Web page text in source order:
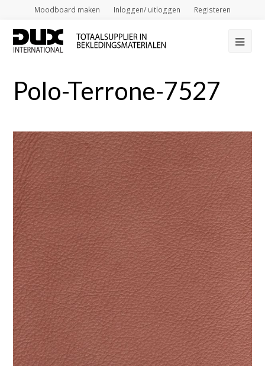
Moodboard maken Inloggen/ uitloggen Registeren
Polo-Terrone-7527